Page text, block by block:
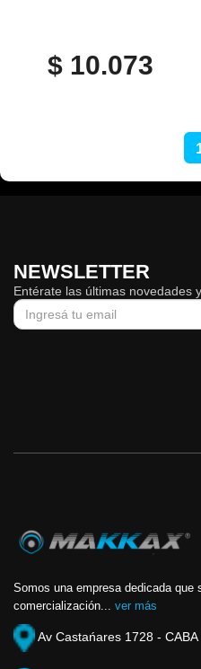
$ 10.073
NEWSLETTER
Entérate las últimas novedades
Somos una empresa dedicada que
comercialización... ver más
Av Castańares 1728 - CABA